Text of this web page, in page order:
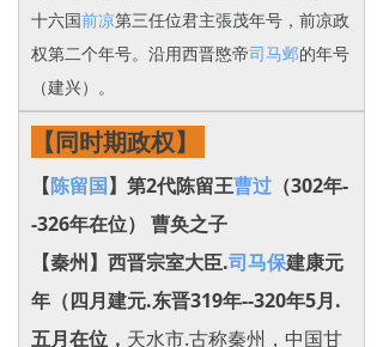
十六国前凉第三任位君主張茂年号，前凉政
权第二个年号。沿用西晋愍帝司马邺的年号
（建兴）。
【同时期政权】
【陈留国】第2代陈留王曹过 （302年-
-326年在位） 曹奂之子
【秦州】西晋宗室大臣.司马保建康元
年（四月建元.东晋319年--320年5月.
五月在位， 天水市.古称秦州，中国甘